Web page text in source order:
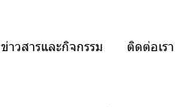
ข่าวสารและกิจกรรม ติดต่อเรา